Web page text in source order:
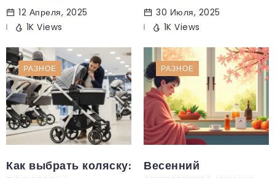
12 Апреля, 2025
1K Views
30 Июля, 2025
1K Views
РАЗНОЕ
Как выбрать коляску:
РАЗНОЕ
Весенний